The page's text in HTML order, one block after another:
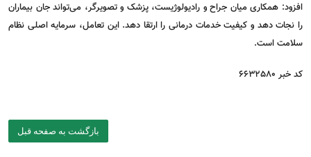
افزود: همکاری میان جراح و رادیولوژیست، پزشک و تصویرگر، می‌تواند جان بیماران
را نجات دهد و کیفیت خدمات درمانی را ارتقا دهد. این تعامل، سرمایه اصلی نظام
سلامت است.
کد خبر 6632580
بازگشت به صفحه قبل